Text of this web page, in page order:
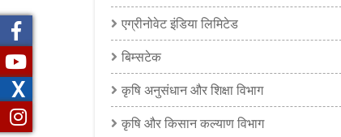
एग्रीनोवेट इंडिया लिमिटेड
बिम्सटेक
कृषि अनुसंधान और शिक्षा विभाग
कृषि और किसान कल्याण विभाग
X